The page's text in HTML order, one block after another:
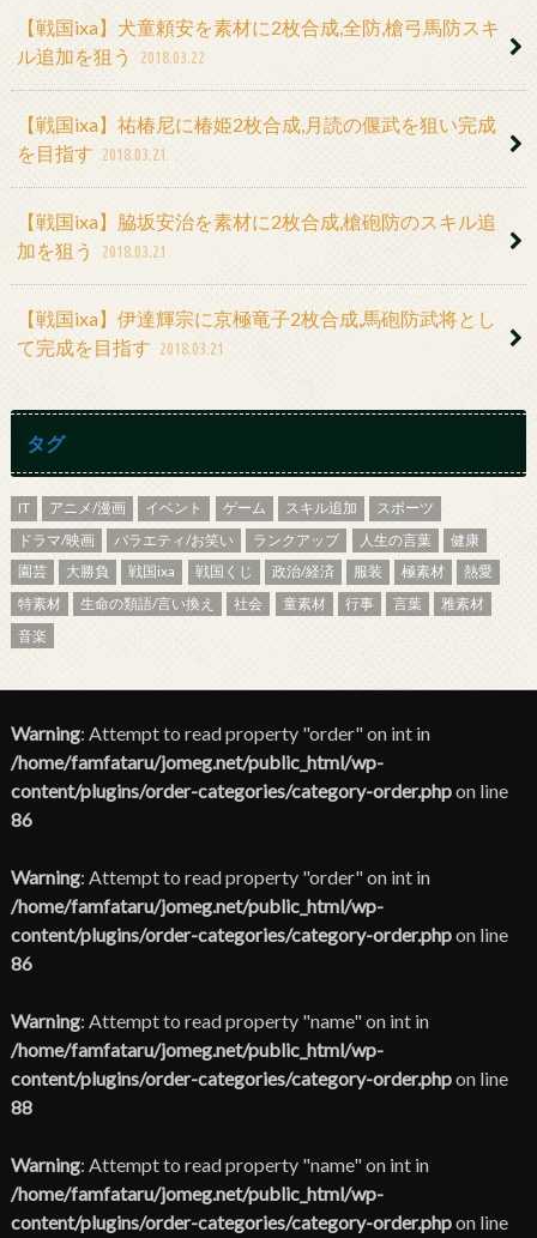
【戦国ixa】犬童頼安を素材に2枚合成,全防,槍弓馬防スキ
ル追加を狙う
2018.03.22
【戦国ixa】祐椿尼に椿姫2枚合成,月読の偃武を狙い完成
を目指す 2018.03.21
【戦国ixa】脇坂安治を素材に2枚合成,槍砲防のスキル追
加を狙う
2018.03.21
【戦国ixa】伊達輝宗に京極竜子2枚合成,馬砲防武将とし
て完成を目指す 2018.03.21
タグ
IT アニメ/漫画 イベント ゲーム スキル追加
スポーツ
ドラマ/映画
バラエティ/お笑い ランクアップ 人生の言葉
健康
園芸
大勝負 戦国ixa 戦国くじ 政治/経済 服装 極素材
熱愛
特素材
生命の類語/言い換え 社会 童素材 行事 言葉
雅素材
音楽
Warning: Attempt to read property "order" on int in
/home/famfataru/jomeg.net/public_html/wp-
content/plugins/order-categories/category-order.phpon line
86
Warning: Attempt to read property "order" on int in
/home/famfataru/jomeg.net/public_html/wp-
content/plugins/order-categories/category-order.phpon line
86
Warning: Attempt to read property "name" on int in
/home/famfataru/jomeg.net/public_html/wp-
content/plugins/order-categories/category-order.phpon line
88
Warning: Attempt to read property "name" on int in
/home/famfataru/jomeg.net/public_html/wp-
content/plugins/order-categories/category-order.phpon line